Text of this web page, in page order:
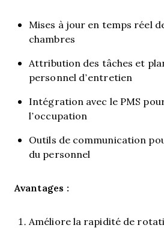
Mises à jour en temps réel
chambres
Attribution des tâches et
personnel d’entretien
Intégration avec le PMS
l’occupation
Outils de communication
du personnel
Avantages :
Améliore la rapidité de